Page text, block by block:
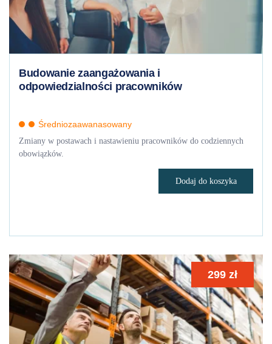
Budowanie zaangażowania i
odpowiedzialności pracowników
Średniozaawanasowany
Zmiany w postawach i nastawieniu pracowników do codziennych
obowiązków.
Dodaj do koszyka
299 zł